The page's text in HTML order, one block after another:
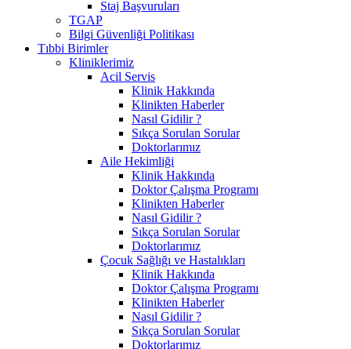
Staj Başvuruları
TGAP
Bilgi Güvenliği Politikası
Tıbbi Birimler
Kliniklerimiz
Acil Servis
Klinik Hakkında
Klinikten Haberler
Nasıl Gidilir ?
Sıkça Sorulan Sorular
Doktorlarımız
Aile Hekimliği
Klinik Hakkında
Doktor Çalışma Programı
Klinikten Haberler
Nasıl Gidilir ?
Sıkça Sorulan Sorular
Doktorlarımız
Çocuk Sağlığı ve Hastalıkları
Klinik Hakkında
Doktor Çalışma Programı
Klinikten Haberler
Nasıl Gidilir ?
Sıkça Sorulan Sorular
Doktorlarımız